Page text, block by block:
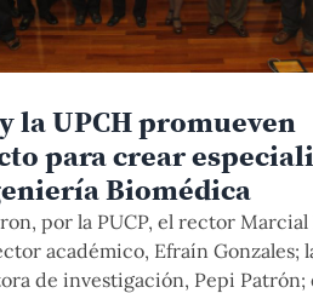
la UPCH promueven
para crear
Biomédica
por la PUCP, el rector Marcial
académico, Efraín Gonzales;
de investigación, Pepi Patrón;